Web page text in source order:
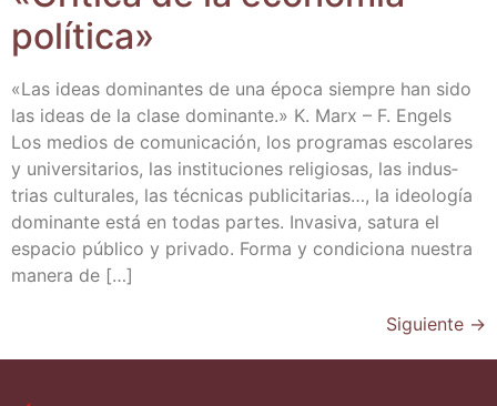
política»
«Las ideas domi­nan­tes de una épo­ca siem­pre han sido
las ideas de la cla­se domi­nan­te.» K. Marx – F. Engels
Los medios de comu­ni­ca­ción, los pro­gra­mas esco­la­res
y uni­ver­si­ta­rios, las ins­ti­tu­cio­nes reli­gio­sas, las indus­
trias cul­tu­ra­les, las téc­ni­cas publi­ci­ta­rias…, la ideo­lo­gía
domi­nan­te está en todas par­tes. Inva­si­va, satu­ra el
espa­cio públi­co y pri­va­do. For­ma y con­di­cio­na nues­tra
mane­ra de […]
Siguiente →